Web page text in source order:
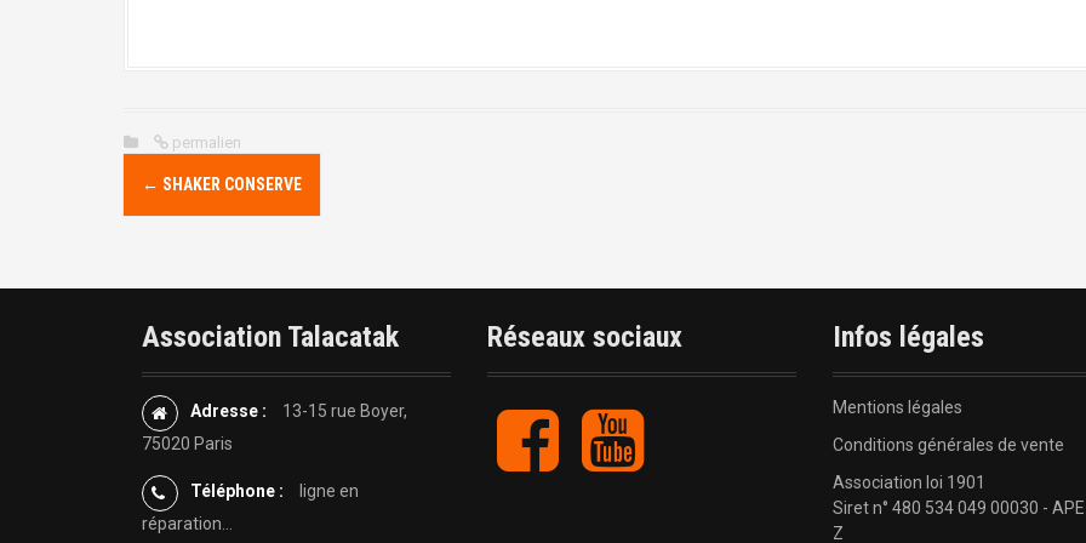
permalien
N
a
v
g
← SHAKER CONSERVE
Association Talacatak
Adresse :
13-15 rue Boyer,
75020 Paris
Téléphone :
ligne en
réparation...
Réseaux sociaux
F
c
Y
u
Infos légales
Mentions légales
Conditions générales de vente
Association loi 1901
Siret n° 480 534 049 00030 -
Z